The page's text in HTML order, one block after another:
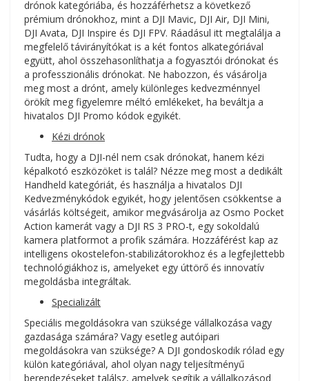
drónok kategóriába, és hozzáférhetsz a következő
prémium drónokhoz, mint a DJI Mavic, DJI Air, DJI Mini,
DJI Avata, DJI Inspire és DJI FPV. Ráadásul itt megtalálja a
megfelelő távirányítókat is a két fontos alkategóriával
együtt, ahol összehasonlíthatja a fogyasztói drónokat és
a professzionális drónokat. Ne habozzon, és vásárolja
meg most a drónt, amely különleges kedvezménnyel
örökít meg figyelemre méltó emlékeket, ha beváltja a
hivatalos DJI Promo kódok egyikét.
Kézi drónok
Tudta, hogy a DJI-nél nem csak drónokat, hanem kézi
képalkotó eszközöket is talál? Nézze meg most a dedikált
Handheld kategóriát, és használja a hivatalos DJI
Kedvezménykódok egyikét, hogy jelentősen csökkentse a
vásárlás költségeit, amikor megvásárolja az Osmo Pocket
Action kamerát vagy a DJI RS 3 PRO-t, egy sokoldalú
kamera platformot a profik számára. Hozzáférést kap az
intelligens okostelefon-stabilizátorokhoz és a legfejlettebb
technológiákhoz is, amelyeket egy úttörő és innovatív
megoldásba integráltak.
Specializált
Speciális megoldásokra van szüksége vállalkozása vagy
gazdasága számára? Vagy esetleg autóipari
megoldásokra van szüksége? A DJI gondoskodik rólad egy
külön kategóriával, ahol olyan nagy teljesítményű
berendezéseket találsz, amelyek segítik a vállalkozásod